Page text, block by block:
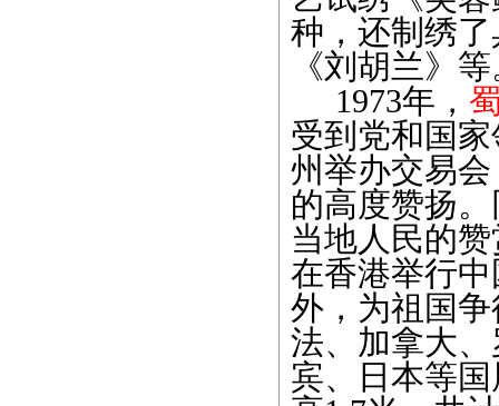
种，还制绣
《刘胡兰》
1973年，
受到党和国
州举办交易
的高度赞扬
当地人民的
在香港举行
外，为祖国
法、加拿大
宾、日本等